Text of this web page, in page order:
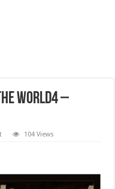
World4 –
104 Views